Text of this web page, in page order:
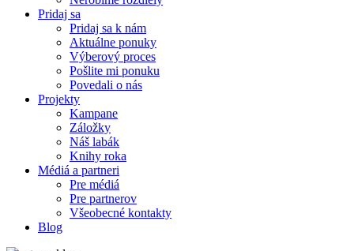
Pridaj sa
Pridaj sa k nám
Aktuálne ponuky
Výberový proces
Pošlite mi ponuku
Povedali o nás
Projekty
Kampane
Záložky
Náš labák
Knihy roka
Médiá a partneri
Pre médiá
Pre partnerov
Všeobecné kontakty
Blog